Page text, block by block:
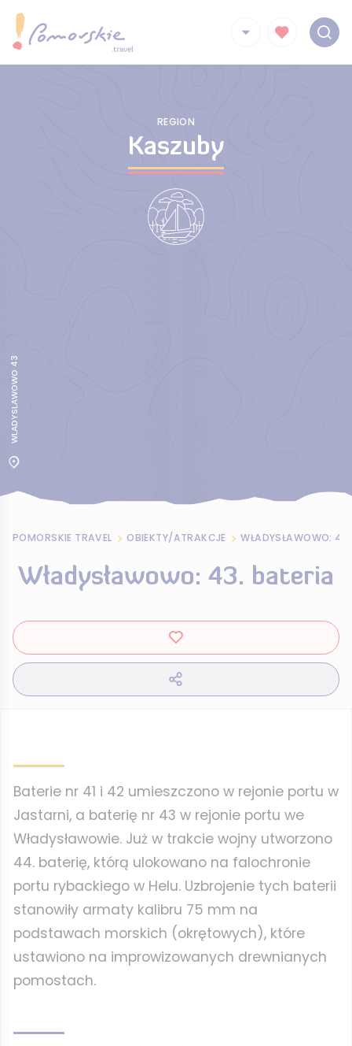
REGION
Kaszuby
WLADYSLAWOWO 43
POMORSKIE TRAVEL OBIEKTY/ATRAKCJE WŁADYSŁAWOWO:
Władysławowo: 43. bateria
Baterie nr 41 i 42 umieszczono w rejonie portu w
Jastarni, a baterię nr 43 w rejonie portu we
Władysławowie. Już w trakcie wojny utworzono
44. baterię, którą ulokowano na falochronie
portu rybackiego w Helu. Uzbrojenie tych baterii
stanowiły armaty kalibru 75 mm na
podstawach morskich (okrętowych), które
ustawiono na improwizowanych drewnianych
pomostach.